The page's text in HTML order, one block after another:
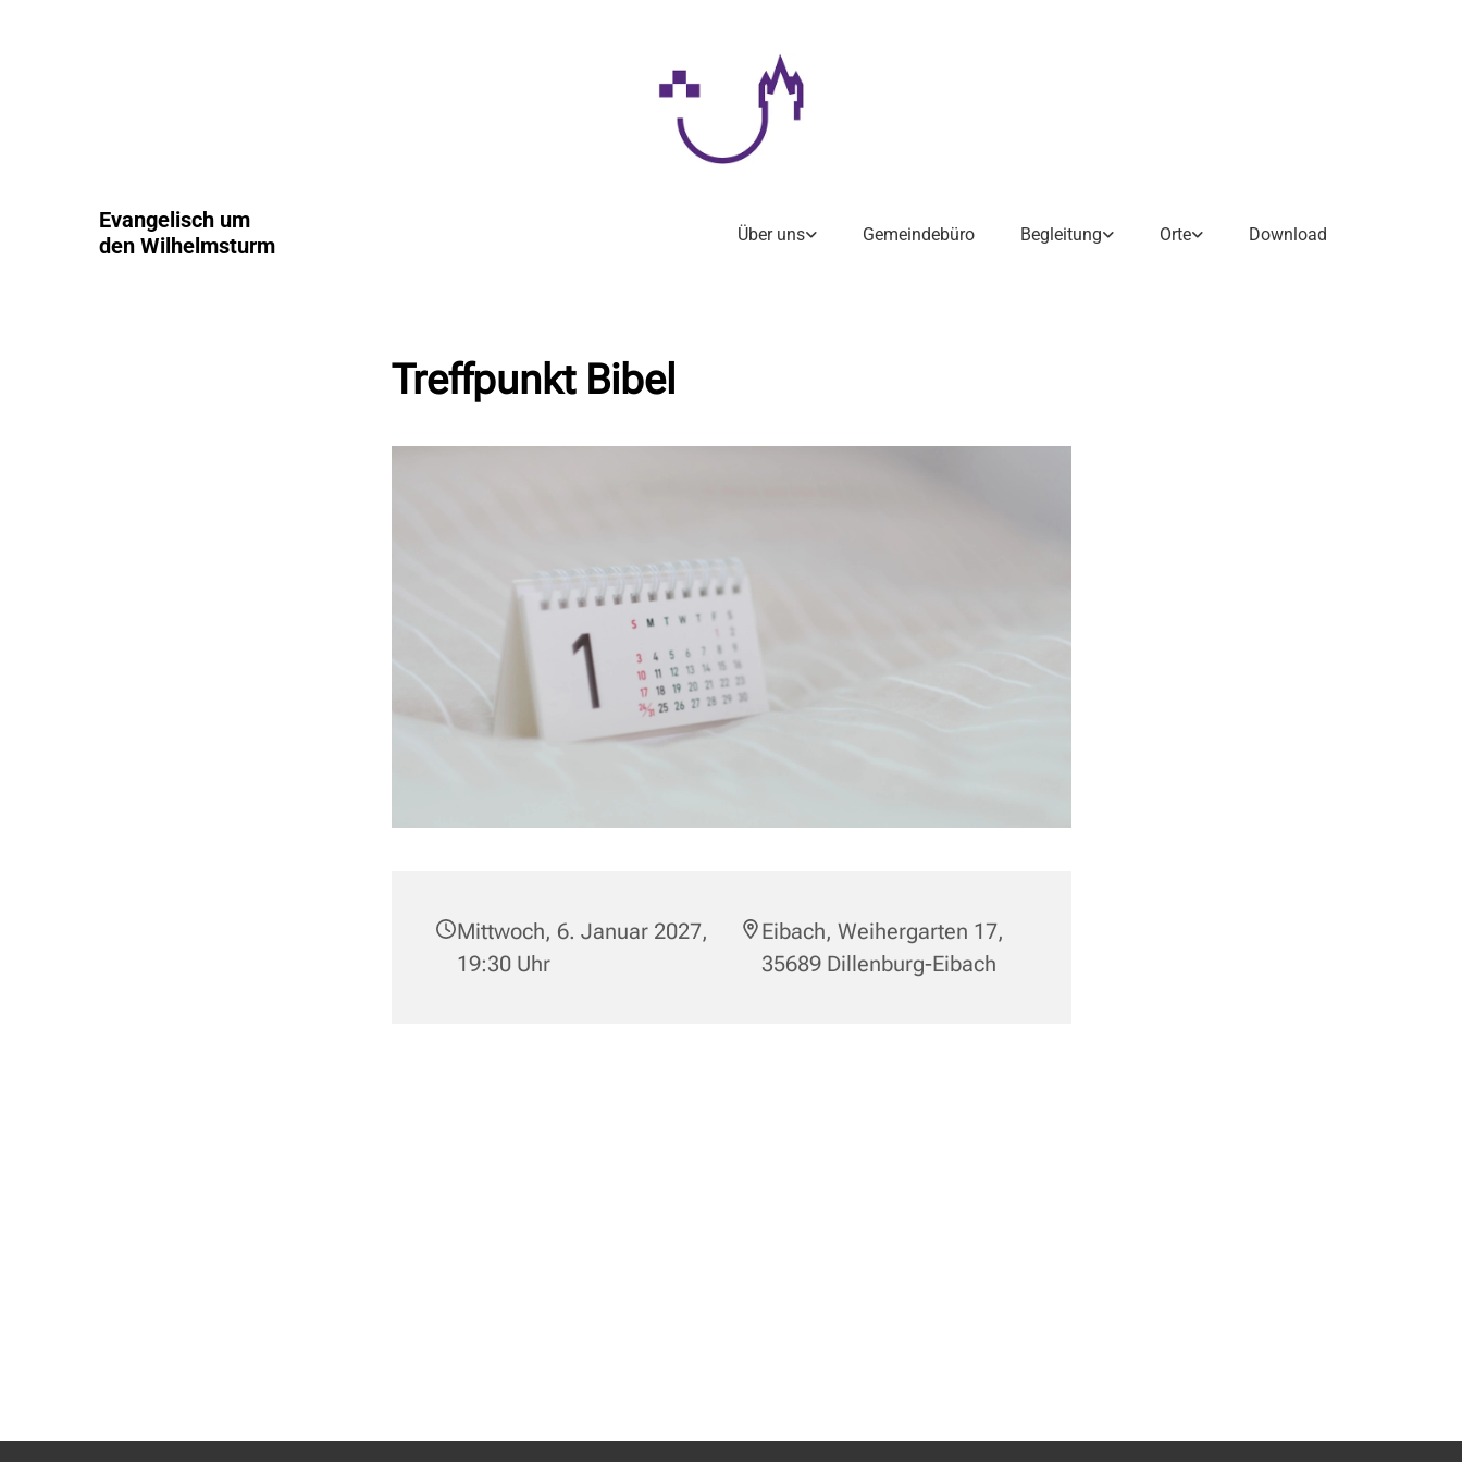
Evangelisch um
den Wilhelmsturm
Über uns Gemeindebüro Begleitung Orte Download
Treffpunkt Bibel
Mittwoch, 6. Januar 2027,
19:30 Uhr
Eibach, Weihergarten 17,
35689 Dillenburg-Eibach